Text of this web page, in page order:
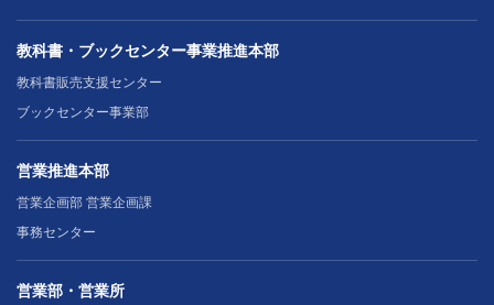
教科書・ブックセンター事業推進本部
教科書販売支援センター
ブックセンター事業部
営業推進本部
営業企画部 営業企画課
事務センター
営業部・営業所